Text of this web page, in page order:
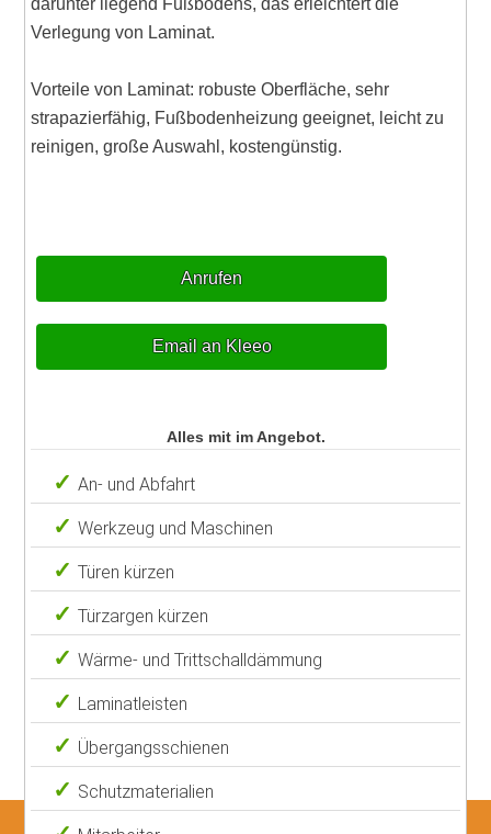
darunter liegend Fußbodens, das erleichtert die
Verlegung von Laminat.
Vorteile von Laminat: robuste Oberfläche, sehr
strapazierfähig, Fußbodenheizung geeignet, leicht zu
reinigen, große Auswahl, kostengünstig.
Anrufen
Email an Kleeo
Alles mit im Angebot.
An- und Abfahrt
Werkzeug und Maschinen
Türen kürzen
Türzargen kürzen
Wärme- und Trittschalldämmung
Laminatleisten
Übergangsschienen
Schutzmaterialien